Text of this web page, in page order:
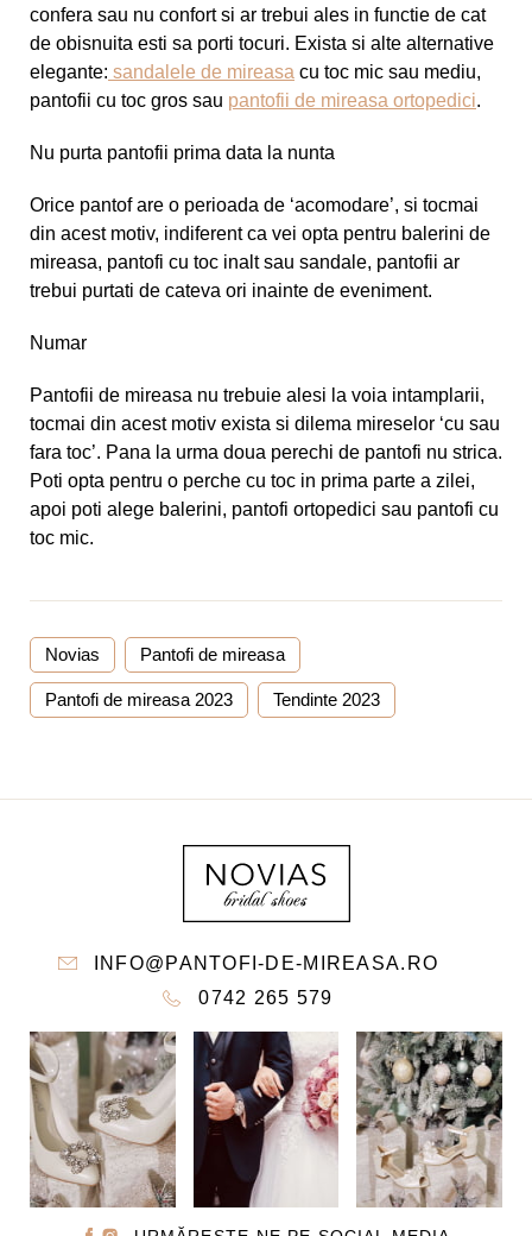
confera sau nu confort si ar trebui ales in functie de cat
de obisnuita esti sa porti tocuri. Exista si alte alternative
elegante: sandalele de mireasa cu toc mic sau mediu,
pantofii cu toc gros sau pantofii de mireasa ortopedici.
Nu purta pantofii prima data la nunta
Orice pantof are o perioada de ‘acomodare’, si tocmai
din acest motiv, indiferent ca vei opta pentru balerini de
mireasa, pantofi cu toc inalt sau sandale, pantofii ar
trebui purtati de cateva ori inainte de eveniment.
Numar
Pantofii de mireasa nu trebuie alesi la voia intamplarii,
tocmai din acest motiv exista si dilema mireselor ‘cu sau
fara toc’. Pana la urma doua perechi de pantofi nu strica.
Poti opta pentru o perche cu toc in prima parte a zilei,
apoi poti alege balerini, pantofi ortopedici sau pantofi cu
toc mic.
Novias Pantofi de mireasa
Pantofi de mireasa 2023 Tendinte 2023
INFO@PANTOFI-DE-MIREASA.RO
0742 265 579